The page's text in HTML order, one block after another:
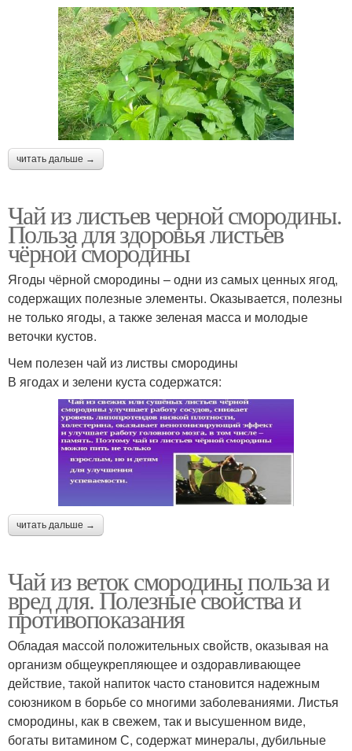
читать дальше →
Чай из листьев черной смородины.
Польза для здоровья листьев
чёрной смородины
Ягоды чёрной смородины – одни из самых ценных ягод,
содержащих полезные элементы. Оказывается, полезны
не только ягоды, а также зеленая масса и молодые
веточки кустов.
Чем полезен чай из листвы смородины
В ягодах и зелени куста содержатся:
читать дальше →
Чай из веток смородины польза и
вред для. Полезные свойства и
противопоказания
Обладая массой положительных свойств, оказывая на
организм общеукрепляющее и оздоравливающее
действие, такой напиток часто становится надежным
союзником в борьбе со многими заболеваниями. Листья
смородины, как в свежем, так и высушенном виде,
богаты витамином С, содержат минералы, дубильные